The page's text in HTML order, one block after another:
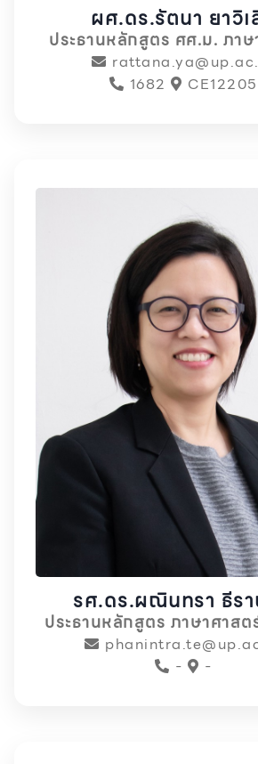
ผศ.ดร.รัตนา ยาวิเ
ประธานหลักสูตร ศศ.ม. ภา
1682
CE12205
รศ.ดร.ผณินทรา ธีร
ประธานหลักสูตร ภาษาศาสต
-
-